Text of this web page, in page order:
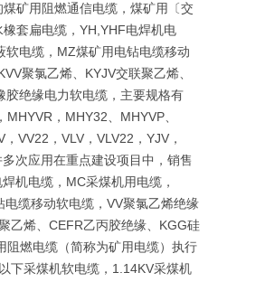
矿用阻燃通信电缆，煤矿用〔交
套扁电缆，YH,YHF电焊机电
软电缆，MZ煤矿用电钻电缆移动
聚氯乙烯、KYJV交联聚乙烯、
胶绝缘电力软电缆，主要规格有
，MHY32、MHYVP、
VV22，VLV，VLV22，YJV，
次应用在重点建设项目中，销售
机电缆，MC采煤机用电缆，
缆移动软电缆，VV聚氯乙烯绝缘
乙烯、CEFR乙丙胶绝缘、KGG硅
阻燃电缆（简称为矿用电缆）执行
下采煤机软电缆，1.14KV采煤机